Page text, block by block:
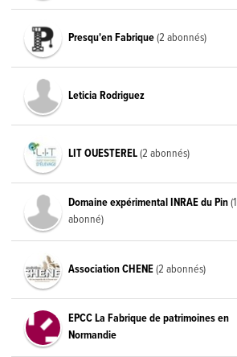
Presqu'en Fabrique(2 abonnés)
Leticia Rodriguez
LIT OUESTEREL(2 abonnés)
Domaine expérimental INRAE du Pin(1
abonné)
Association CHENE(2 abonnés)
EPCC La Fabrique de patrimoines en
Normandie